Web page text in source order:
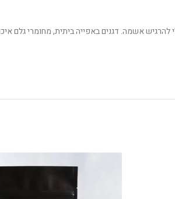
אשמה. דגנים באפייה ביתית, מחומרי גלם